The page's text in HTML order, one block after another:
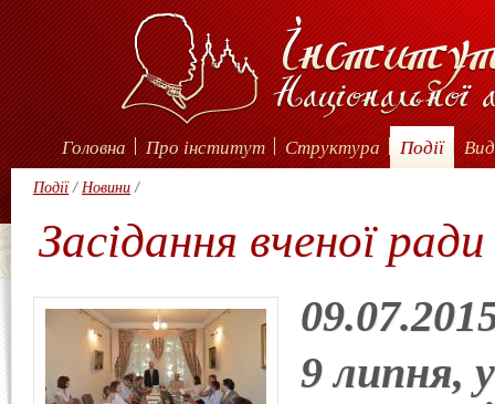
Головна Про інститут Структура Події
Події/ Новини /
Засідання вченої
9 липня,